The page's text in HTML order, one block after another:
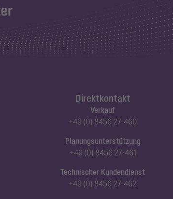
Direktkontakt
Verkauf
+49 (0) 8456 27-460
Planungsunterstützung
+49 (0) 8456 27-461
Technischer Kundendienst
+49 (0) 8456 27-462